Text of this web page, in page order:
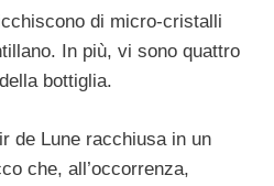
di micro-cristalli
In più, vi sono quattro
bottiglia.
de Lune racchiusa in un
che, all’occorrenza,